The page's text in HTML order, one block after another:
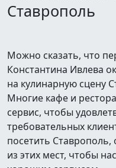
Ставрополь
Можно сказать, что
Константина Ивлева
на кулинарную сцену
Многие кафе и
сервис, чтобы
требовательных
посетить Ставрополь,
из этих мест, чтобы